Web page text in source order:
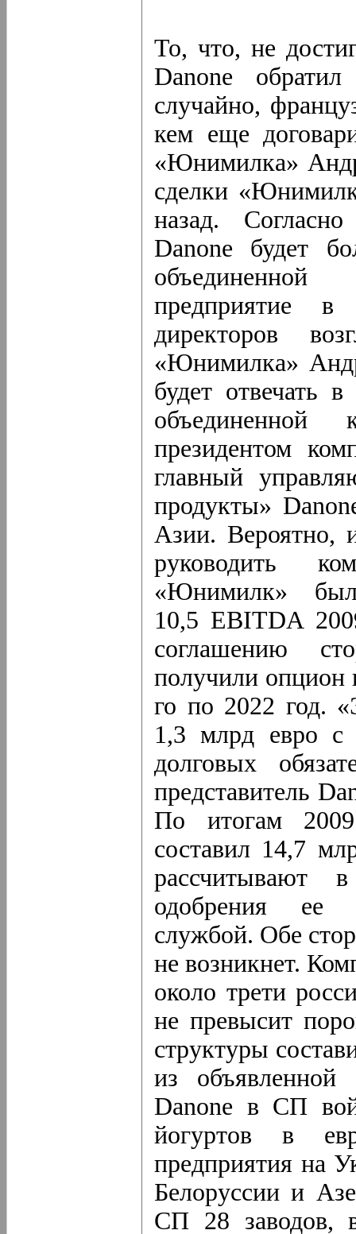
То, что, не
Danone
случайно,
кем еще
«Юнимилка»
сделки
назад.
Danone будет
предприятие в
директоров
«Юнимилка»
будет отвечать
президентом
главный
продукты»
Азии. Вероятно,
руководить
«Юнимилк»
10,5 EBITDA
соглашению
получили опцион
го по 2022 год.
1,3 млрд евро с
долговых
представитель
По итогам
составил 14,7
рассчитывают
одобрения ее
службой. Обе
не возникнет.
около трети
не превысит
структуры
из объявленной
Danone в СП
йогуртов в
предприятия на
Белоруссии и
СП 28 заводов,